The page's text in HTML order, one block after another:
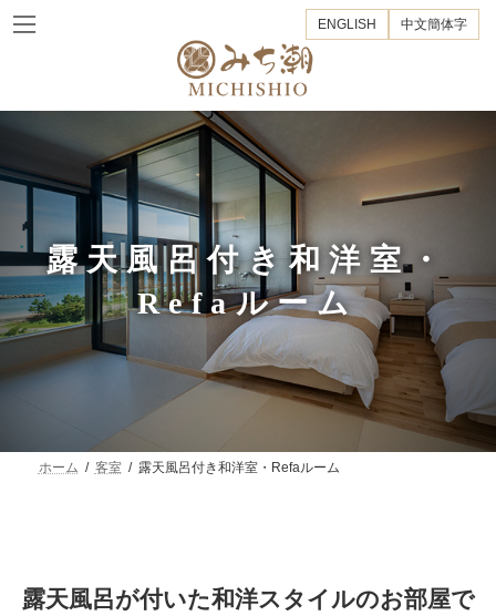
ン
へ
ッ
プ
ビ
ョ
移
動
ENGLISH 中文簡体字
露天風呂付き和洋室・
Refaルーム
ホーム 客室 露天風呂付き和洋室・Refaルーム
露天風呂が付いた和洋スタイルのお部屋で